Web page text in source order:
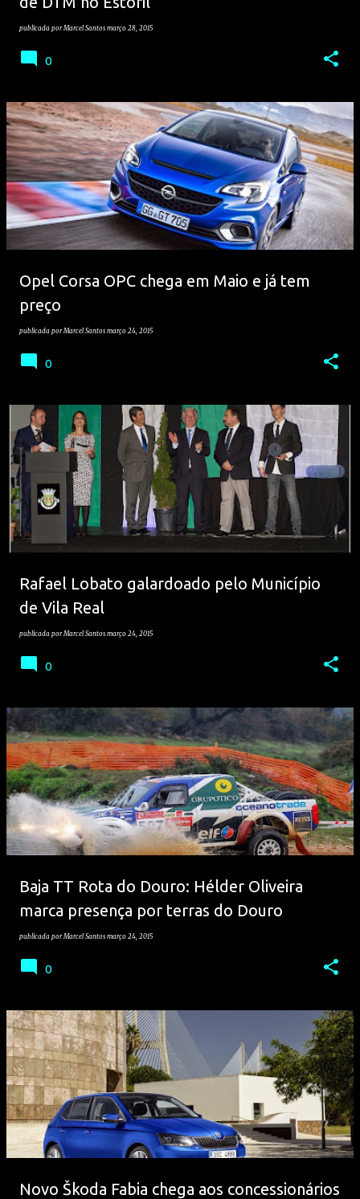
publicada porMarcel Santos março 28, 2015
0
Opel Corsa OPC chega em Maio e já tem
preço
publicada porMarcel Santos março 24, 2015
0
Rafael Lobato galardoado pelo Município
de Vila Real
publicada porMarcel Santos março 24, 2015
0
Baja TT Rota do Douro: Hélder Oliveira
marca presença por terras do Douro
publicada porMarcel Santos março 24, 2015
0
Novo Škoda Fabia chega aos concessionários